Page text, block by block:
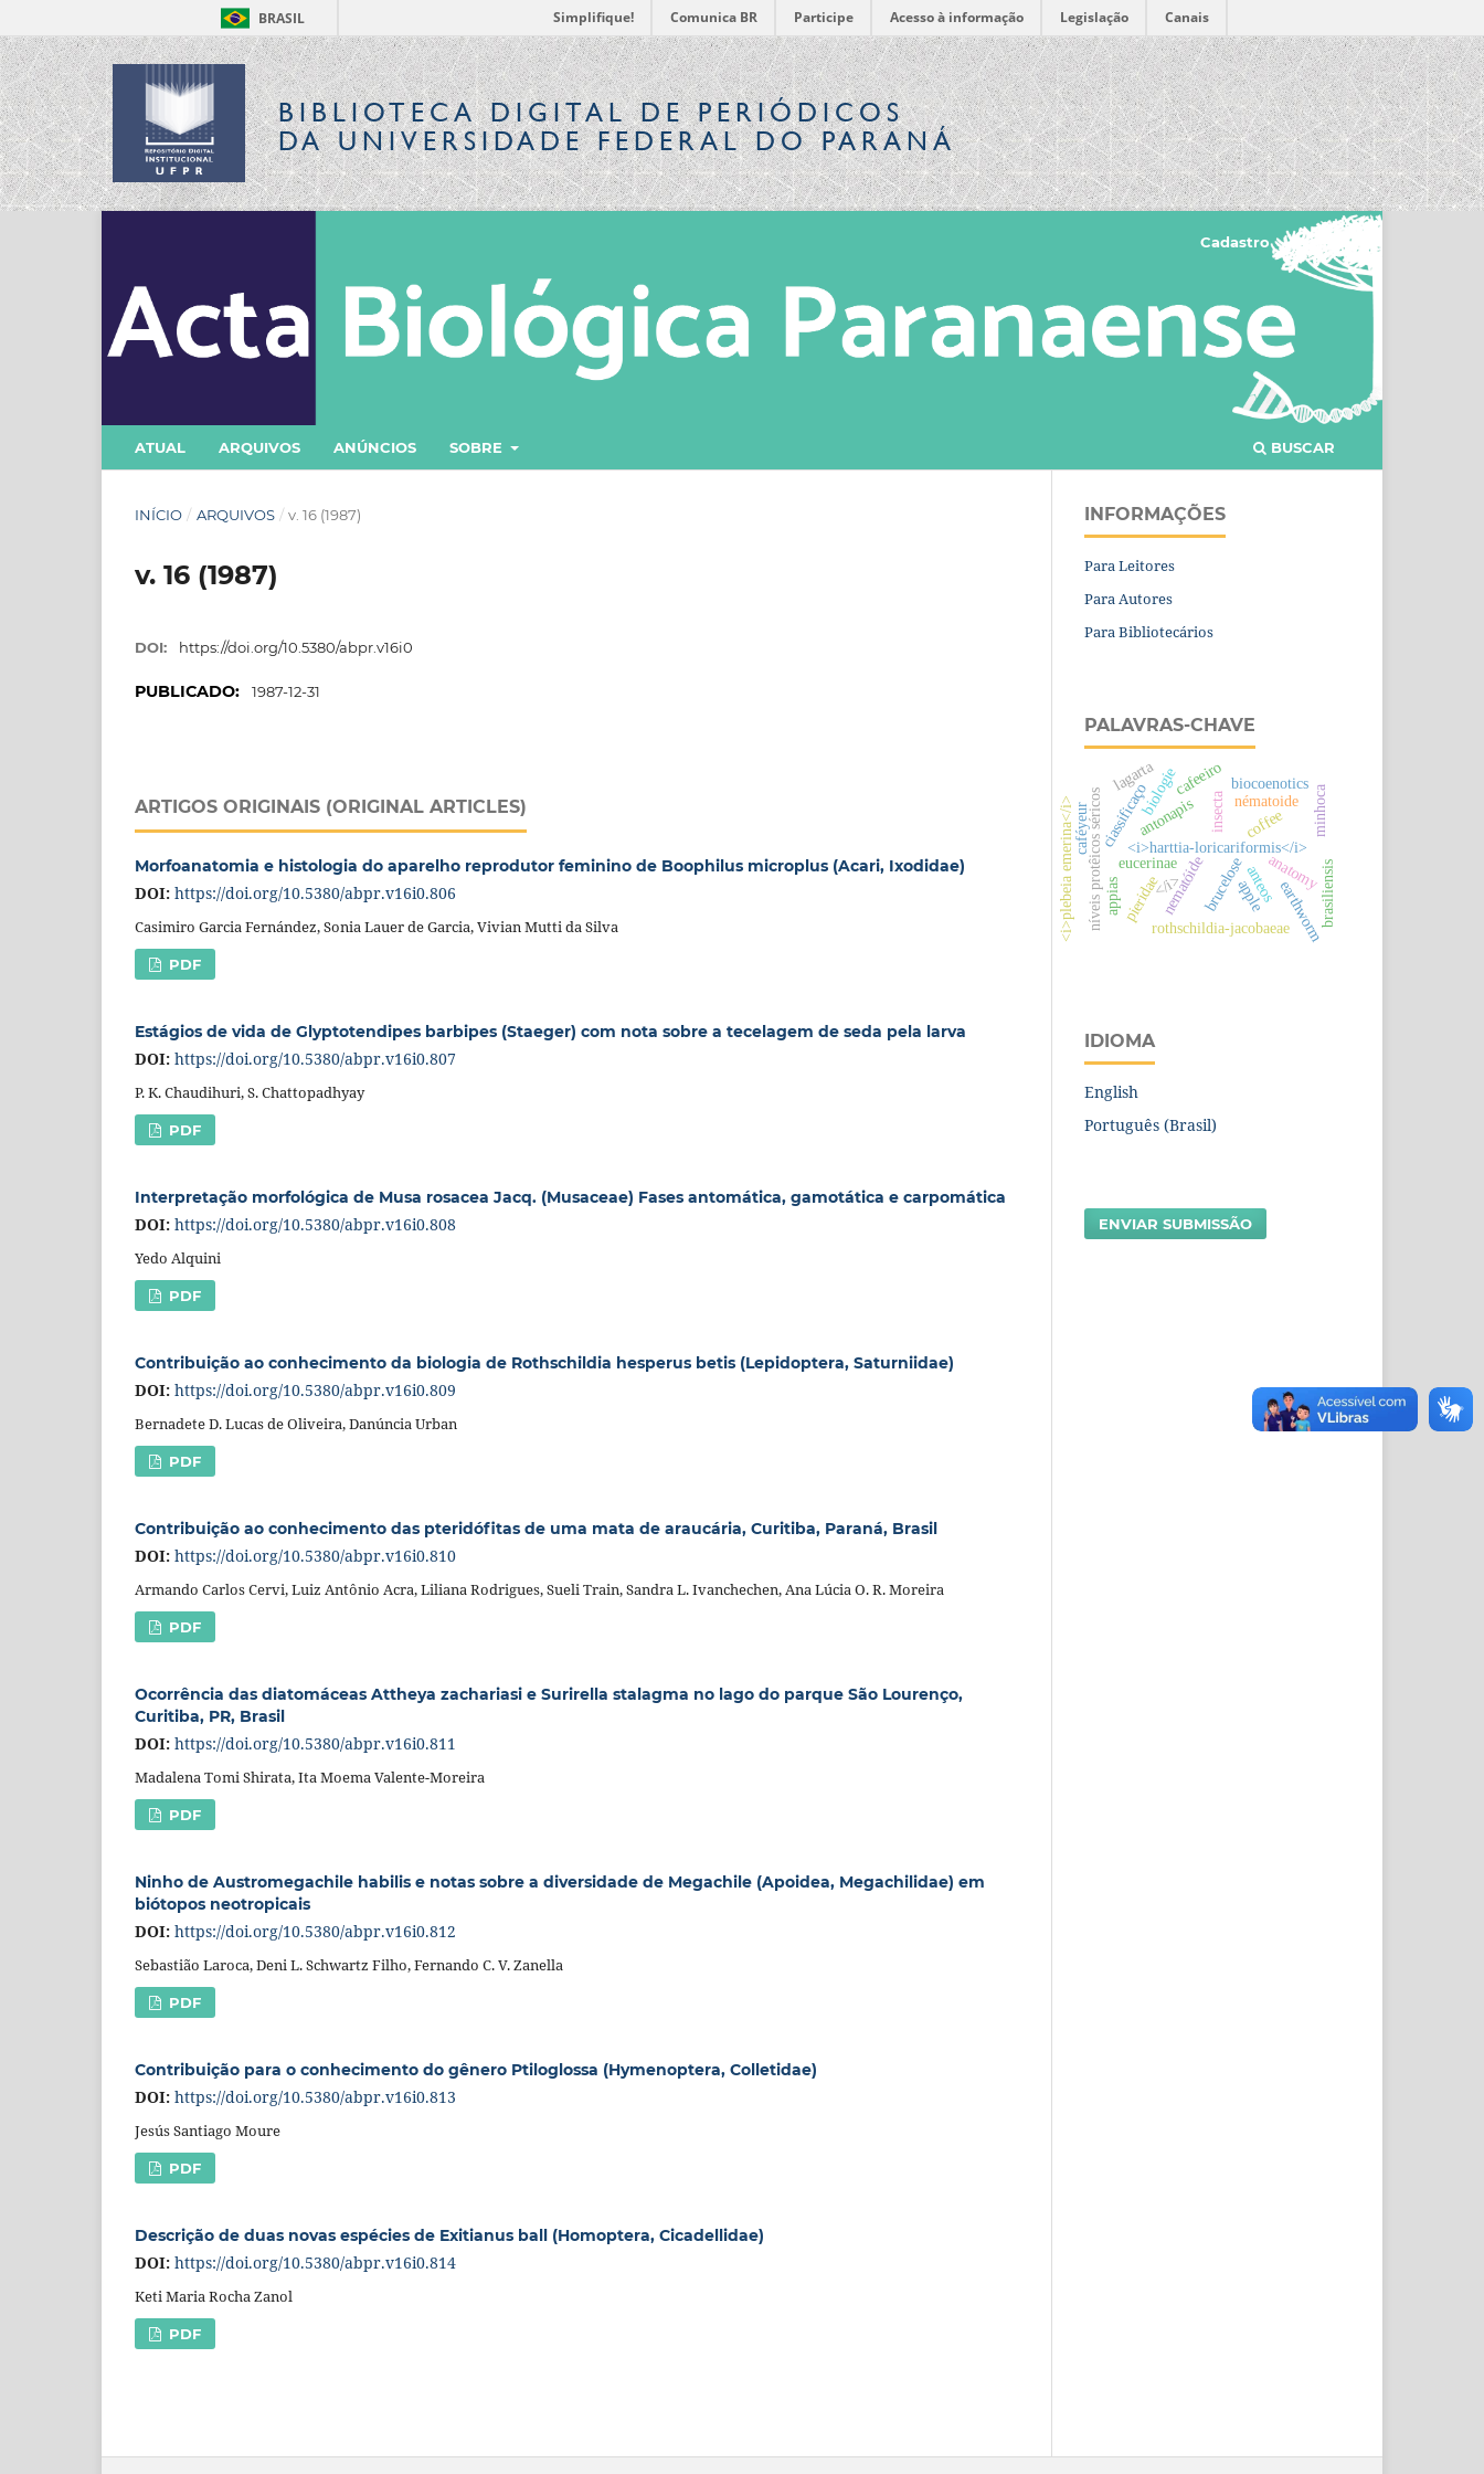
BRASIL Simplifique! Comunica BR Participe Acesso à informação Legislação Canais
BIBLIOTECA DIGITALDE PERIÓDICOS
DA UNIVERSIDADE FEDERAL DO PARANÁ
ATUAL ARQUIVOS ANÚNCIOS SOBRE BUSCAR
Cadastro Acesso
INÍCIO / ARQUIVOS / v. 16 (1987)
v. 16 (1987)
DOI: https://doi.org/10.5380/abpr.v16i0
PUBLICADO: 1987-12-31
ARTIGOS ORIGINAIS (ORIGINAL ARTICLES)
Morfoanatomia e histologia do aparelho reprodutor feminino de Boophilus microplus (Acari, Ixodidae)
DOI: https://doi.org/10.5380/abpr.v16i0.806
Casimiro Garcia Fernández, Sonia Lauer de Garcia, Vivian Mutti da Silva
PDF
Estágios de vida de Glyptotendipes barbipes (Staeger) com nota sobre a tecelagem de seda pela larva
DOI: https://doi.org/10.5380/abpr.v16i0.807
P. K. Chaudihuri, S. Chattopadhyay
PDF
Interpretação morfológica de Musa rosacea Jacq. (Musaceae) Fases antomática, gamotática e carpomática
DOI: https://doi.org/10.5380/abpr.v16i0.808
Yedo Alquini
PDF
Contribuição ao conhecimento da biologia de Rothschildia hesperus betis (Lepidoptera, Saturniidae)
DOI: https://doi.org/10.5380/abpr.v16i0.809
Bernadete D. Lucas de Oliveira, Danúncia Urban
PDF
Contribuição ao conhecimento das pteridófitas de uma mata de araucária, Curitiba, Paraná, Brasil
DOI: https://doi.org/10.5380/abpr.v16i0.810
Armando Carlos Cervi, Luiz Antônio Acra, Liliana Rodrigues, Sueli Train, Sandra L. Ivanchechen, Ana Lúcia O. R. Moreira
PDF
Ocorrência das diatomáceas Attheya zachariasi e Surirella stalagma no lago do parque São Lourenço,
Curitiba, PR, Brasil
DOI: https://doi.org/10.5380/abpr.v16i0.811
Madalena Tomi Shirata, Ita Moema Valente-Moreira
PDF
Ninho de Austromegachile habilis e notas sobre a diversidade de Megachile (Apoidea, Megachilidae) em
biótopos neotropicais
DOI: https://doi.org/10.5380/abpr.v16i0.812
Sebastião Laroca, Deni L. Schwartz Filho, Fernando C. V. Zanella
PDF
Contribuição para o conhecimento do gênero Ptiloglossa (Hymenoptera, Colletidae)
DOI: https://doi.org/10.5380/abpr.v16i0.813
Jesús Santiago Moure
PDF
Descrição de duas novas espécies de Exitianus ball (Homoptera, Cicadellidae)
DOI: https://doi.org/10.5380/abpr.v16i0.814
Keti Maria Rocha Zanol
PDF
INFORMAÇÕES
Para Leitores
Para Autores
Para Bibliotecários
PALAVRAS-CHAVE
antonapis
nematóide
<i>harttia-loricariformis</i>
ciassificaço
brucelose
níveis protêicos séricos rothschildia-jacobaeae
insecta
biologiecafeeiro
eucerinae
coffee
nématoide
caféyeur
pieridae anteos
</i>
appias
biocoenotics
anatomybrasiliensis
apple
<i>plebeia emerina</i> minhoca
earthworm
lagarta
IDIOMA
English
Português (Brasil)
ENVIAR SUBMISSÃO